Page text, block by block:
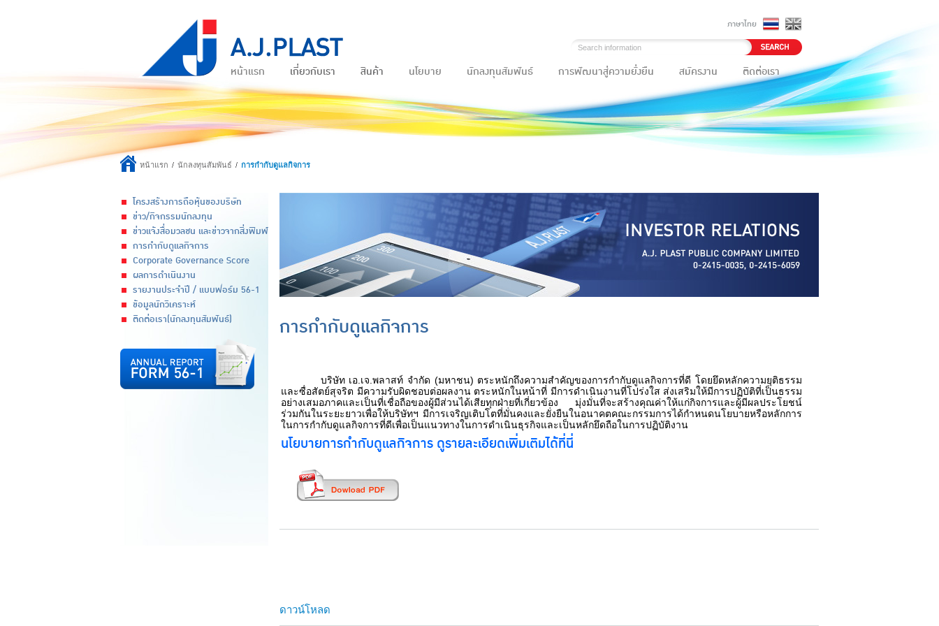
ภาษาไทย
หน้าแรก เกี่ยวกับเรา สินค้า นโยบาย นักลงทุนสัมพันธ์ การพัฒนาสู่ความยั่งยืน สมัครงาน ติดต่อเรา
หน้าแรก นักลงทุนสัมพันธ์ การกำกับดูแลกิจการ
โครงสร้างการถือหุ้นของบริษัท
ข่าว/กิจกรรมนักลงทุน
ข่าวแจ้งสื่อมวลชน และข่าวจากสิ่งพิมพ์
การกำกับดูแลกิจการ
Corporate Governance Score
ผลการดำเนินงาน
รายงานประจำปี / แบบฟอร์ม 56-1
ข้อมูลนักวิเคราะห์
ติดต่อเรา(นักลงทุนสัมพันธ์)
การกำกับดูแลกิจการ
บริษัท เอ.เจ.พลาสท์ จำกัด (มหาชน) ตระหนักถึงความสำคัญของการกำกับดูแลกิจการที่ดี โดยยึดหลักความยุติธรรม
และซื่อสัตย์สุจริต มีความรับผิดชอบต่อผลงาน ตระหนักในหน้าที่ มีการดำเนินงานที่โปร่งใส ส่งเสริมให้มีการปฏิบัติที่เป็นธรรม
อย่างเสมอภาคและเป็นที่เชื่อถือของผู้มีส่วนได้เสียทุกฝ่ายที่เกี่ยวข้อง มุ่งมั่นที่จะสร้างคุณค่าให้แก่กิจการและผู้มีผลประโยชน์
ร่วมกันในระยะยาวเพื่อให้บริษัทฯ มีการเจริญเติบโตที่มั่นคงและยั่งยืนในอนาคตคณะกรรมการได้กำหนดนโยบายหรือหลักการ
ในการกำกับดูแลกิจการที่ดีเพื่อเป็นแนวทางในการดำเนินธุรกิจและเป็นหลักยึดถือในการปฏิบัติงาน
นโยบายการกำกับดูแลกิจการ ดูรายละเอียดเพิ่มเติมได้ที่นี่
ดาวน์โหลด